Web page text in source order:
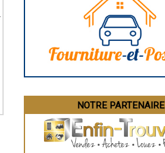
Brive-la-Gaillarde
Guéret
Besançon
Évreux
Chartres
Nîmes
NOTRE PARTENAIRE